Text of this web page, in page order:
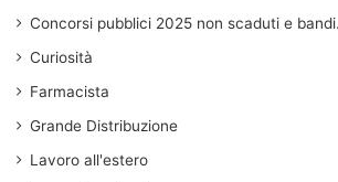
Concorsi pubblici 2025 non scaduti e bandi.
Curiosità
Farmacista
Grande Distribuzione
Lavoro all'estero